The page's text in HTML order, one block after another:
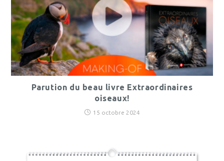
Parution du beau livre Extraordinaires
oiseaux!
15 octobre 2024